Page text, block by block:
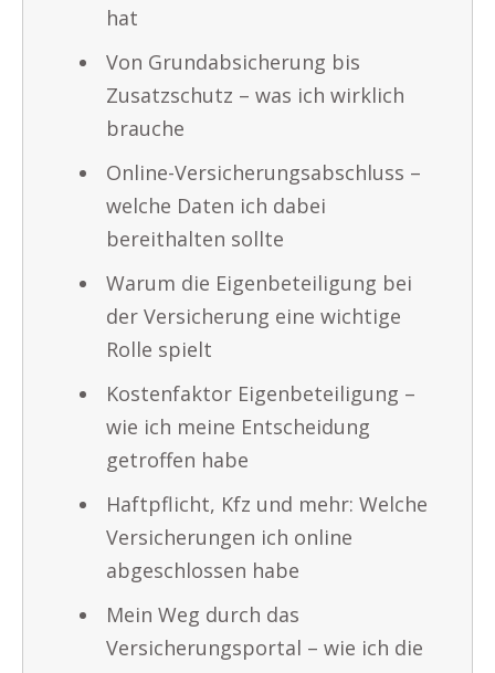
hat
Von Grundabsicherung bis
Zusatzschutz – was ich wirklich
brauche
Online-Versicherungsabschluss –
welche Daten ich dabei
bereithalten sollte
Warum die Eigenbeteiligung bei
der Versicherung eine wichtige
Rolle spielt
Kostenfaktor Eigenbeteiligung –
wie ich meine Entscheidung
getroffen habe
Haftpflicht, Kfz und mehr: Welche
Versicherungen ich online
abgeschlossen habe
Mein Weg durch das
Versicherungsportal – wie ich die